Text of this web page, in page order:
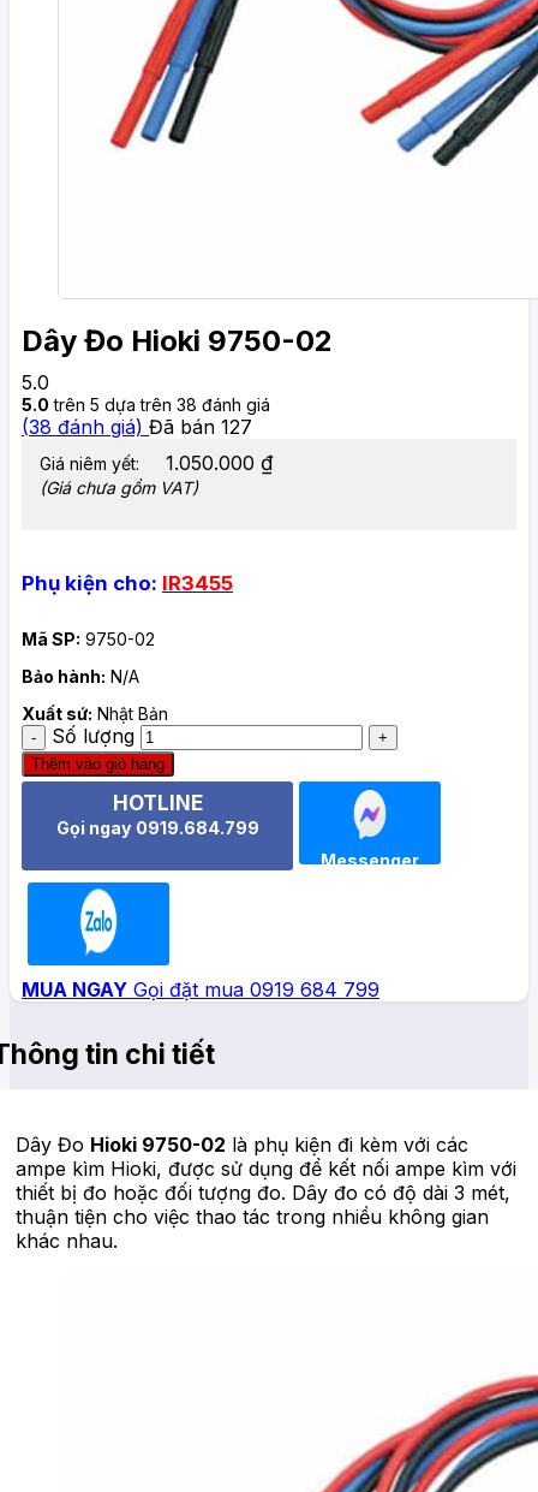
Dây Đo Hioki 9750-02
5.0
5.0 trên 5 dựa trên 38 đánh giá
(38 đánh giá) Đã bán 127
Giá niêm yết: 1.050.000 ₫
(Giá chưa gồm VAT)
Phụ kiện cho: IR3455
Mã SP: 9750-02
Bảo hành: N/A
Xuất sứ: Nhật Bản
Số lượng
Thêm vào giỏ hàng
HOTLINE
Gọi ngay 0919.684.799
Messenger
MUA NGAY Gọi đặt mua 0919 684 799
tin chi tiết
Dây Đo Hioki 9750-02 là phụ kiện đi kèm với các
ampe kìm Hioki, được sử dụng để kết nối ampe kìm với
thiết bị đo hoặc đối tượng đo. Dây đo có độ dài 3 mét,
thuận tiện cho việc thao tác trong nhiều không gian
khác nhau.